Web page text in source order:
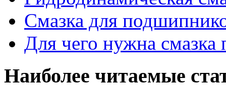
Смазка для
Для чего нужна
Наиболее читаемые